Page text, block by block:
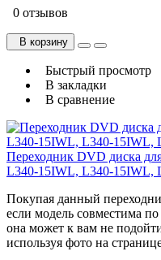
0 отзывов
В корзину
Быстрый просмотр
В закладки
В сравнение
Переходник DVD диска
L340-15IWL, L340-15IWL,
Покупая данный
если модель совместима
она может к вам не
используя фото на